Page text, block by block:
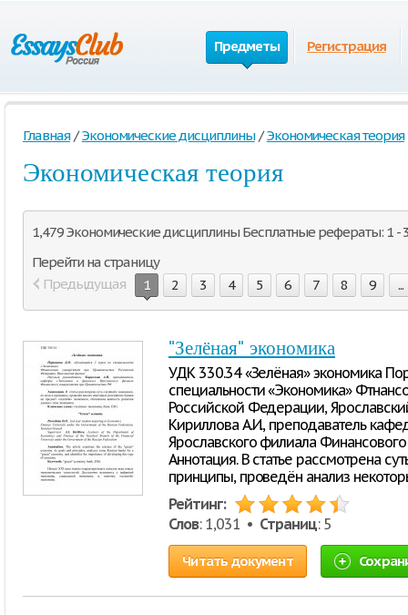
Предметы Регистрация
Главная / Экономические дисциплины / Экономическая теория
Экономическая теория
1,479 Экономические дисциплины Бесплатные рефераты: 1 -
Перейти на страницу
Предыдущая
1 2 3 4 5 6 7 8 9 ...
"Зелёная" экономика
УДК 330.34 «Зелёная» экономика
специальности «Экономика»
Российской Федерации,
Кириллова А.И., преподаватель
Ярославского филиала
Аннотация. В статье рассмотрена
принципы, проведён анализ
Рейтинг:
Слов: 1,031 • Страниц: 5
Читать документ